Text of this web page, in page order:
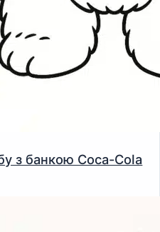
з банкою Coca-Cola